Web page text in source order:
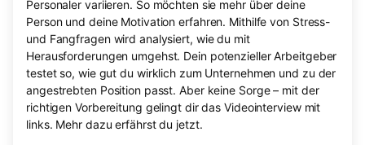
Personaler variieren. So möchten sie mehr über deine
Person und deine Motivation erfahren. Mithilfe von Stress-
und Fangfragen wird analysiert, wie du mit
Herausforderungen umgehst. Dein potenzieller Arbeitgeber
testet so, wie gut du wirklich zum Unternehmen und zu der
angestrebten Position passt. Aber keine Sorge – mit der
richtigen Vorbereitung gelingt dir das Videointerview mit
links. Mehr dazu erfährst du jetzt.